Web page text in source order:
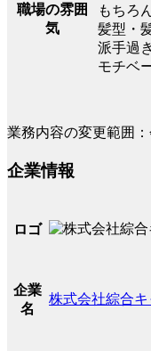
職場の雰囲
気
もちろ
髪型・
派手過
モチベ
業務内容の変更範囲
企業情報
ロゴ
企業
名
株式会社綜合